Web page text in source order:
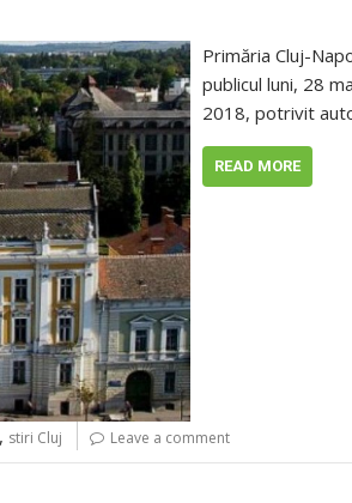
Primăria Cluj-
publicul luni, 28
2018, potrivit
READ MORE
, stiri Cluj Leave a comment